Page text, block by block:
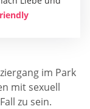
im Park
mit sexuell
zu sein.